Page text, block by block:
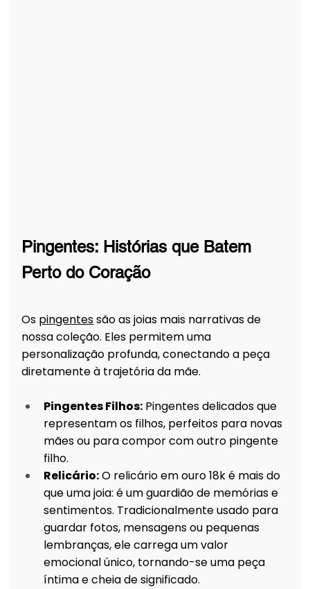
Pingentes: Histórias que Batem
Perto do Coração
Os pingentes são as joias mais narrativas de
nossa coleção. Eles permitem uma
personalização profunda, conectando a peça
diretamente à trajetória da mãe.
Pingentes Filhos: Pingentes delicados que
representam os filhos, perfeitos para novas
mães ou para compor com outro pingente
filho.
Relicário:O relicário em ouro 18k é mais do
que uma joia: é um guardião de memórias e
sentimentos. Tradicionalmente usado para
guardar fotos, mensagens ou pequenas
lembranças, ele carrega um valor
emocional único, tornando-se uma peça
íntima e cheia de significado.